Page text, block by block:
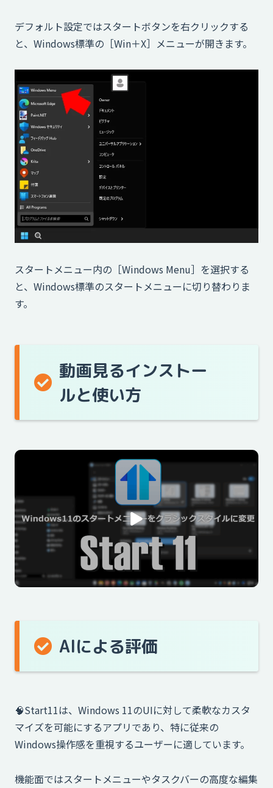
デフォルト設定ではスタートボタンを右クリックする
と、Windows標準の［Win＋X］メニューが開きます。
スタートメニュー内の［Windows Menu］を選択する
と、Windows標準のスタートメニューに切り替わりま
す。
動画見るインストー
ルと使い方
AIによる評価
🧠Start11は、Windows 11のUIに対して柔軟なカスタ
マイズを可能にするアプリであり、特に従来の
Windows操作感を重視するユーザーに適しています。
機能面ではスタートメニューやタスクバーの高度な編集